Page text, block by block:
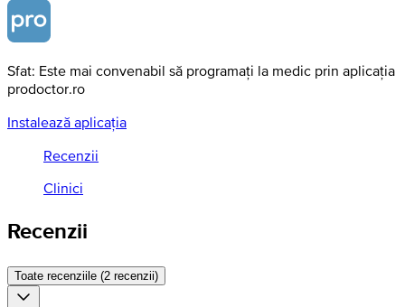
Sfat: Este mai convenabil să programați la medic prin aplicația
prodoctor.ro
Instalează aplicația
Recenzii
Clinici
Recenzii
Toate recenziile (2 recenzii)